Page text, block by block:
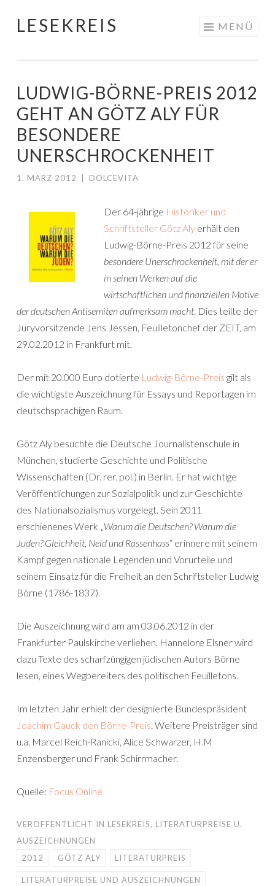
Springe
LESEKREIS MENÜ
LUDWIG-BÖRNE-PREIS 2012
GEHT AN GÖTZ ALY FÜR
BESONDERE
UNERSCHROCKENHEIT
1. MÄRZ 2012 DOLCEVITA
Der 64-jährige Historiker und
Schriftsteller Götz Aly erhält den
Ludwig-Börne-Preis 2012 für seine
besondere Unerschrockenheit, mit der er
in seinen Werken auf die
wirtschaftlichen und finanziellen Motive
der deutschen Antisemiten aufmerksam macht. Dies teilte der
Juryvorsitzende Jens Jessen, Feuilletonchef der ZEIT, am
29.02.2012 in Frankfurt mit.
Der mit 20.000 Euro dotierte Ludwig-Börne-Preis gilt als
die wichtigste Auszeichnung für Essays und Reportagen im
deutschsprachigen Raum.
Götz Aly besuchte die Deutsche Journalistenschule in
München, studierte Geschichte und Politische
Wissenschaften (Dr. rer. pol.) in Berlin. Er hat wichtige
Veröffentlichungen zur Sozialpolitik und zur Geschichte
des Nationalsozialismus vorgelegt. Sein 2011
erschienenes Werk „Warum die Deutschen? Warum die
Juden? Gleichheit, Neid und Rassenhass“ erinnere mit seinem
Kampf gegen nationale Legenden und Vorurteile und
seinem Einsatz für die Freiheit an den Schriftsteller Ludwig
Börne (1786-1837).
Die Auszeichnung wird am am 03.06.2012 in der
Frankfurter Paulskirche verliehen. Hannelore Elsner wird
dazu Texte des scharfzüngigen jüdischen Autors Börne
lesen, eines Wegbereiters des politischen Feuilletons.
Im letzten Jahr erhielt der designierte Bundespräsident
Joachim Gauck den Börne-Preis. Weitere Preisträger sind
u.a. Marcel Reich-Ranicki, Alice Schwarzer, H.M
Enzensberger und Frank Schirrmacher.
Quelle: Focus Online
VERÖFFENTLICHT IN LESEKREIS, LITERATURPREISE U.
AUSZEICHNUNGEN
2012
GÖTZ ALY LITERATURPREIS
LITERATURPREISE UND AUSZEICHNUNGEN